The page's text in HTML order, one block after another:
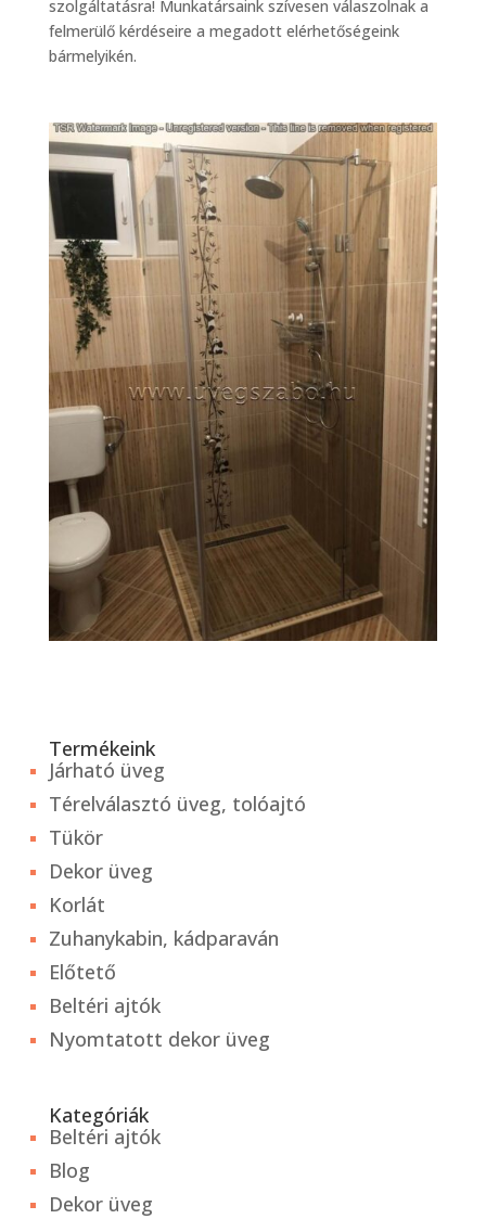
szolgáltatásra! Munkatársaink szívesen válaszolnak a
felmerülő kérdéseire a megadott elérhetőségeink
bármelyikén.
Termékeink
Járható üveg
Térelválasztó üveg, tolóajtó
Tükör
Dekor üveg
Korlát
Zuhanykabin, kádparaván
Előtető
Beltéri ajtók
Nyomtatott dekor üveg
Kategóriák
Beltéri ajtók
Blog
Dekor üveg